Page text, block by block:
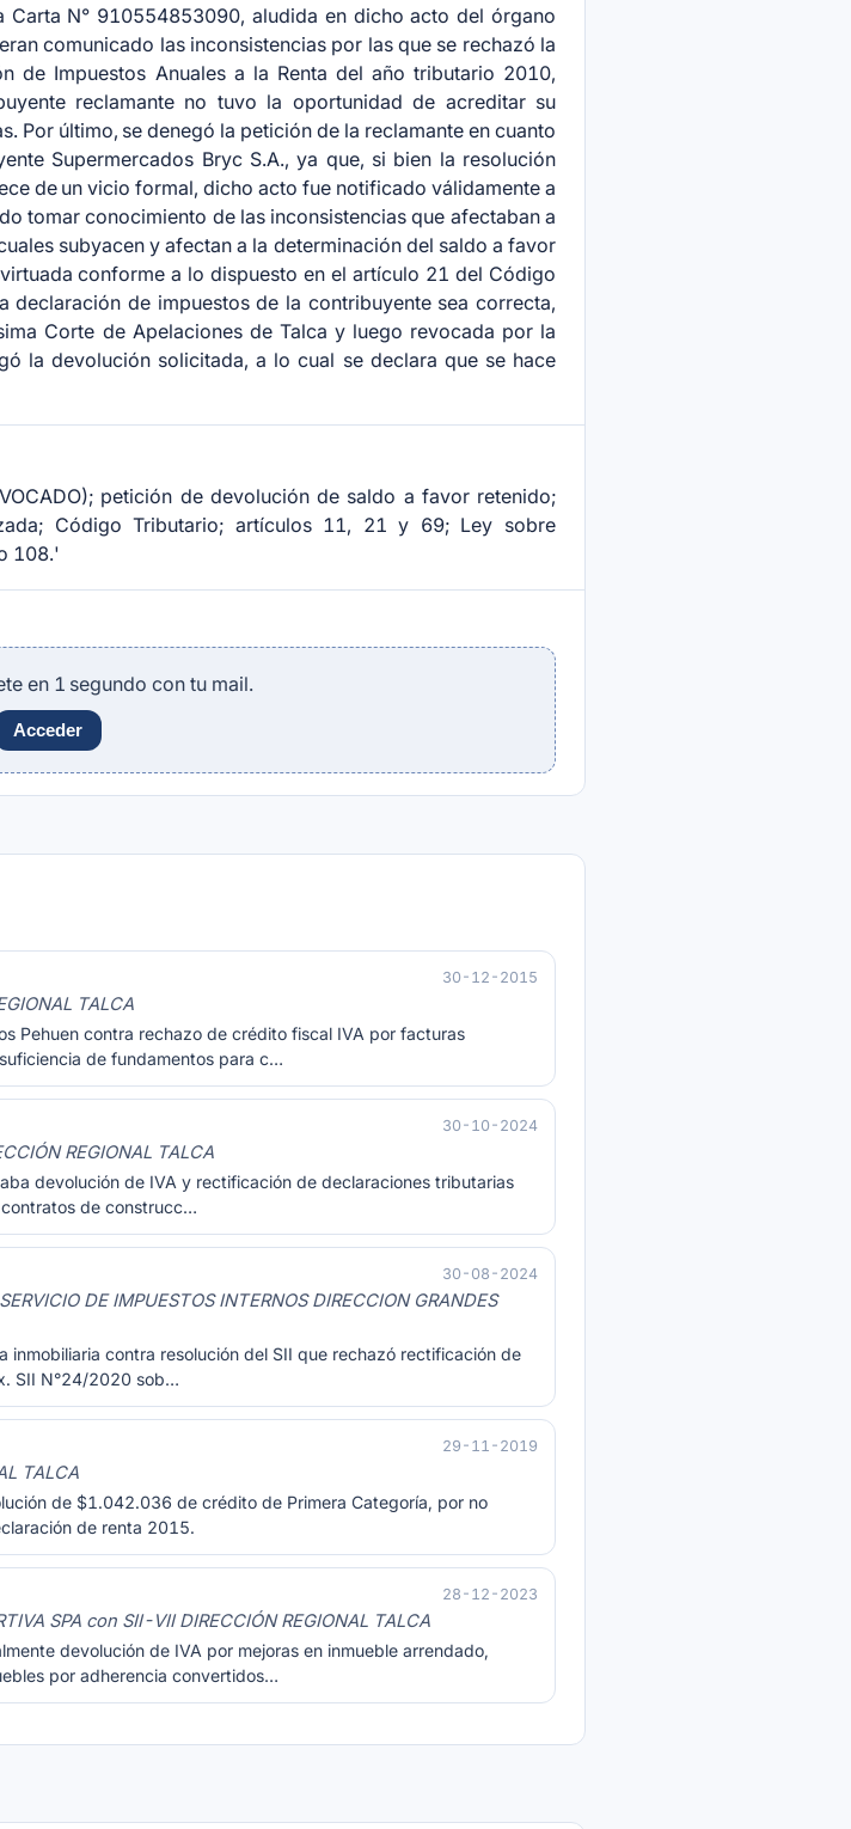
N° 910554853090, aludida en dicho acto del órgano
comunicado las inconsistencias por las que se rechazó la
de Impuestos Anuales a la Renta del año tributario 2010,
reclamante no tuvo la oportunidad de acreditar su
Por último, se denegó la petición de la reclamante en cuanto
Supermercados Bryc S.A., ya que, si bien la resolución
de un vicio formal, dicho acto fue notificado válidamente a
tomar conocimiento de las inconsistencias que afectaban a
subyacen y afectan a la determinación del saldo a favor
conforme a lo dispuesto en el artículo 21 del Código
de impuestos de la contribuyente sea correcta,
Corte de Apelaciones de Talca y luego revocada por la
la devolución solicitada, a lo cual se declara que se hace
petición de devolución de saldo a favor retenido;
Código Tributario; artículos 11, 21 y 69; Ley sobre
108.'
en 1 segundo con tu mail.
Acceder
30-12-2015
TALCA
Pehuen contra rechazo de crédito fiscal IVA por facturas
de fundamentos para c…
30-10-2024
REGIONAL TALCA
devolución de IVA y rectificación de declaraciones tributarias
de construcc…
30-08-2024
DE IMPUESTOS INTERNOS DIRECCION GRANDES
contra resolución del SII que rechazó rectificación de
SII N°24/2020 sob…
29-11-2019
TALCA
de $1.042.036 de crédito de Primera Categoría, por no
de renta 2015.
28-12-2023
SPA con SII-VII DIRECCIÓN REGIONAL TALCA
devolución de IVA por mejoras en inmueble arrendado,
por adherencia convertidos…